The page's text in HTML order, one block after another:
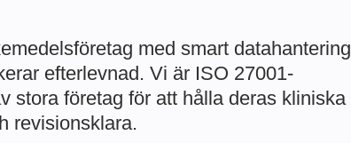
med smart datahantering
efterlevnad. Vi är ISO 27001-
stora företag för att hålla deras kliniska
revisionsklara.